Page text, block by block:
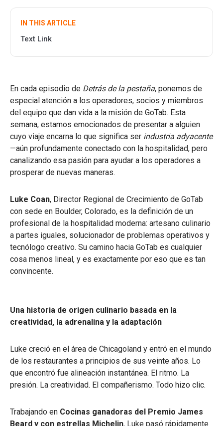
IN THIS ARTICLE
Text Link
En cada episodio de Detrás de la pestaña, ponemos de
especial atención a los operadores, socios y miembros
del equipo que dan vida a la misión de GoTab. Esta
semana, estamos emocionados de presentar a alguien
cuyo viaje encarna lo que significa ser industria adyacente
—aún profundamente conectado con la hospitalidad, pero
canalizando esa pasión para ayudar a los operadores a
prosperar de nuevas maneras.
Luke Coan, Director Regional de Crecimiento de GoTab
con sede en Boulder, Colorado, es la definición de un
profesional de la hospitalidad moderna: artesano culinario
a partes iguales, solucionador de problemas operativos y
tecnólogo creativo. Su camino hacia GoTab es cualquier
cosa menos lineal, y es exactamente por eso que es tan
convincente.
Una historia de origen culinario basada en la
creatividad, la adrenalina y la adaptación
Luke creció en el área de Chicagoland y entró en el mundo
de los restaurantes a principios de sus veinte años. Lo
que encontró fue alineación instantánea. El ritmo. La
presión. La creatividad. El compañerismo. Todo hizo clic.
Trabajando en Cocinas ganadoras del Premio James
Beard y con estrellas Michelin, Luke pasó rápidamente